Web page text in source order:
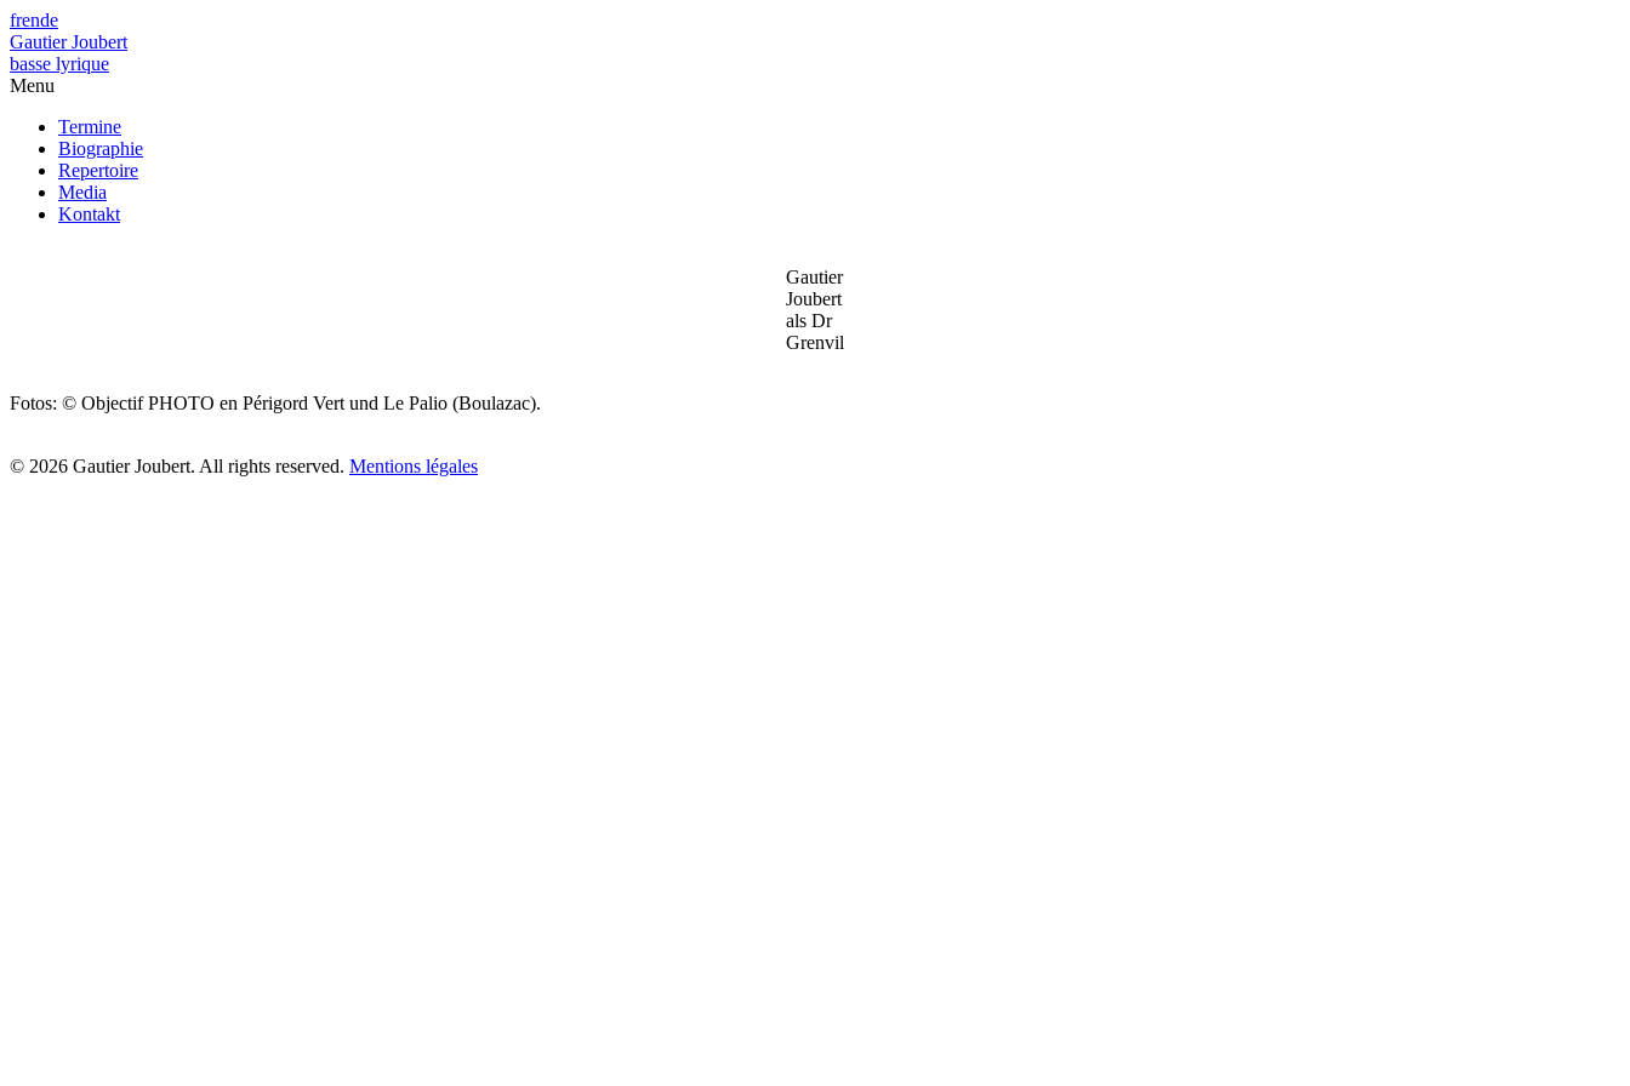
frende
Gautier Joubert
basse lyrique
Menu
Termine
Biographie
Repertoire
Media
Kontakt
Gautier
Joubert
als Dr
Grenvil
Fotos: © Objectif PHOTO en Périgord Vert und Le Palio (Boulazac).
© 2026 Gautier Joubert. All rights reserved. Mentions légales